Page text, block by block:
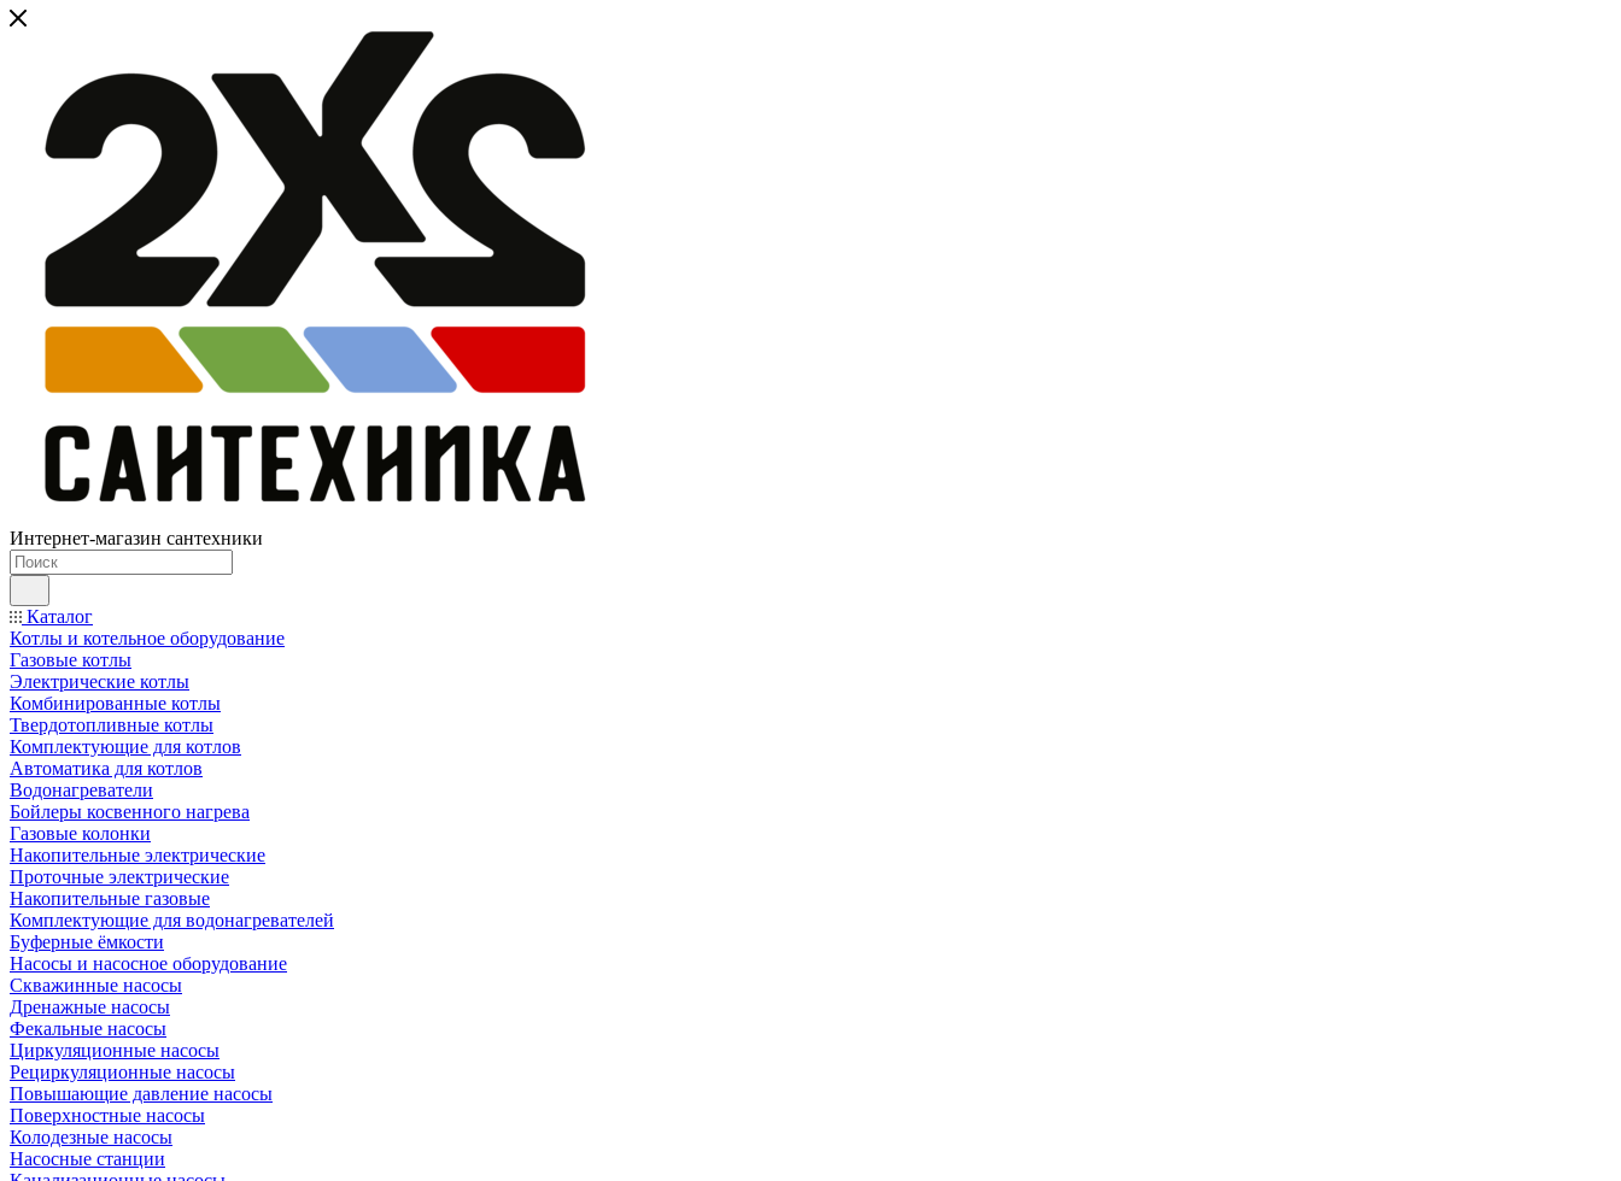
Интернет-магазин сантехники
Каталог
Котлы и котельное оборудование
Газовые котлы
Электрические котлы
Комбинированные котлы
Твердотопливные котлы
Комплектующие для котлов
Автоматика для котлов
Водонагреватели
Бойлеры косвенного нагрева
Газовые колонки
Накопительные электрические
Проточные электрические
Накопительные газовые
Комплектующие для водонагревателей
Буферные ёмкости
Насосы и насосное оборудование
Скважинные насосы
Дренажные насосы
Фекальные насосы
Циркуляционные насосы
Рециркуляционные насосы
Повышающие давление насосы
Поверхностные насосы
Колодезные насосы
Насосные станции